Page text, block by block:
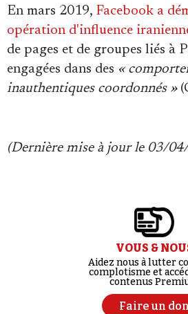
En mars 2019, Facebook a
opération d'influence
de pages et de groupes liés à
engagées dans des «
inauthentiques coordonnés »
(Dernière mise à jour le 03/
VOUS &
Aidez nous à lutter
complotisme et
contenus
Faire un don